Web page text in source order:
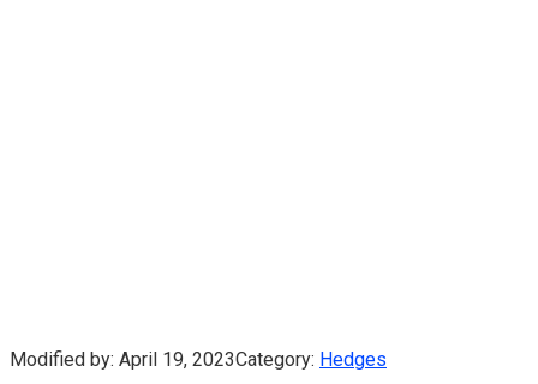
Modified by: April 19, 2023Category: Hedges